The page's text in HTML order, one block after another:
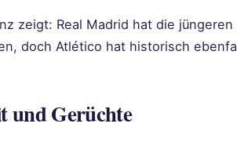
zeigt: Real Madrid hat die
doch Atlético hat historisch
und Gerüchte